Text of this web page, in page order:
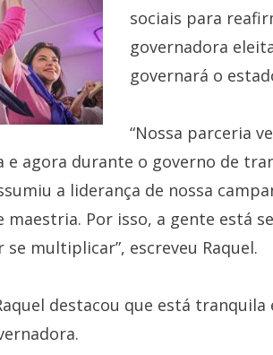
sociais para
governadora
governará o
“Nossa parceria
e agora durante o governo de
a liderança de nossa
maestria. Por isso, a gente está
multiplicar”, escreveu Raquel.
destacou que está